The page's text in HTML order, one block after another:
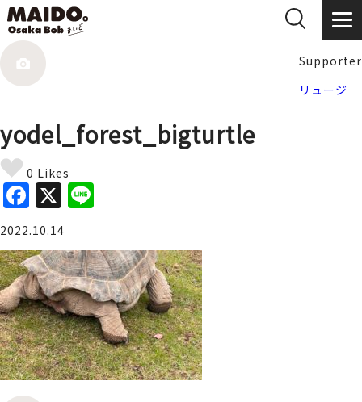
Supporter
リュージ
yodel_forest_bigturtle
0 Likes
F
a
c
e
b
o
o
k
X
e
2022.10.14